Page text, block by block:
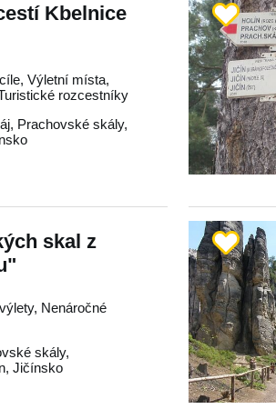
Kbelnice
Výletní místa,
rozcestníky
, Prachovské skály,
skal z
Nenáročné
skály,
,Jičínsko